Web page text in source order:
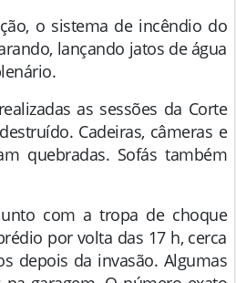
o sistema de incêndio do
lançando jatos de água
as sessões da Corte
Cadeiras, câmeras e
quebradas. Sofás também
com a tropa de choque
por volta das 17 h, cerca
depois da invasão. Algumas